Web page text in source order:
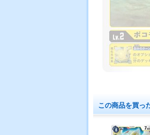
この商品を買っ